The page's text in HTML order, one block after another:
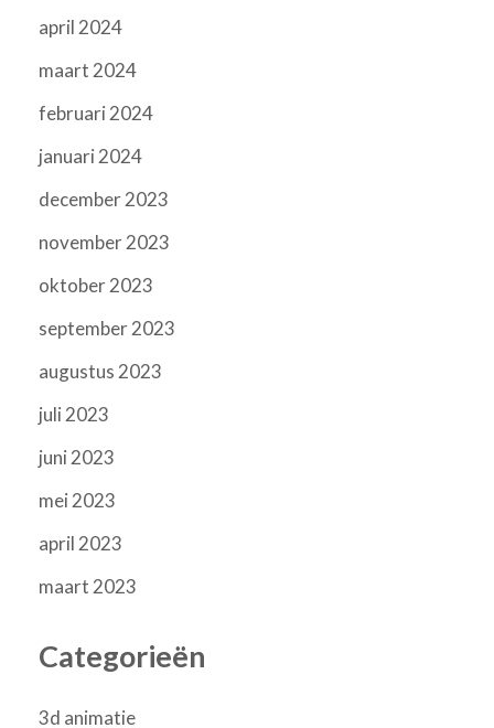
april 2024
maart 2024
februari 2024
januari 2024
december 2023
november 2023
oktober 2023
september 2023
augustus 2023
juli 2023
juni 2023
mei 2023
april 2023
maart 2023
Categorieën
3d animatie